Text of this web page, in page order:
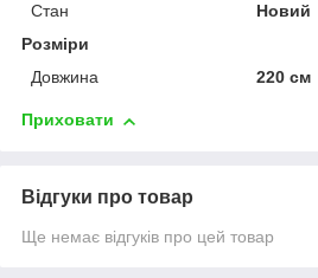
Стан
Новий
Розміри
Довжина
220 см
Приховати
Відгуки про товар
Ще немає відгуків про цей товар